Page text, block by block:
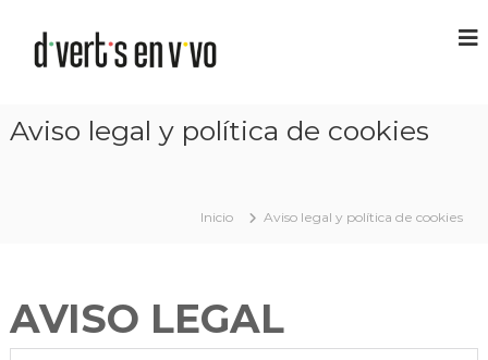
Aviso legal y política de cookies
Inicio Aviso legal y política de cookies
AVISO LEGAL